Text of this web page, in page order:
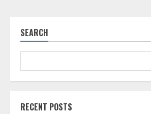
SEARCH
RECENT POSTS